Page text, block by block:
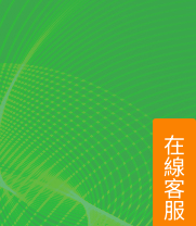
在
線
客
服